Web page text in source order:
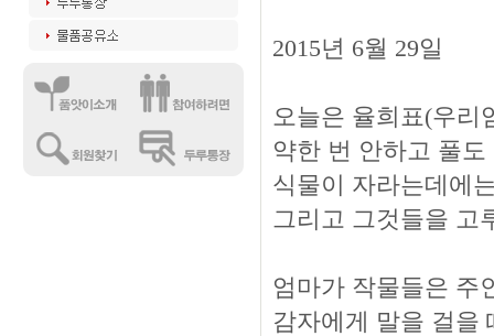
2015년 6월 29일
오늘은 율희표(우리
약한 번 안하고 풀
식물이 자라는데에
그리고 그것들을 고
엄마가 작물들은 주
감자에게 말을 걸을